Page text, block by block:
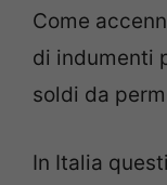
Come
di indumenti
soldi da
In Italia